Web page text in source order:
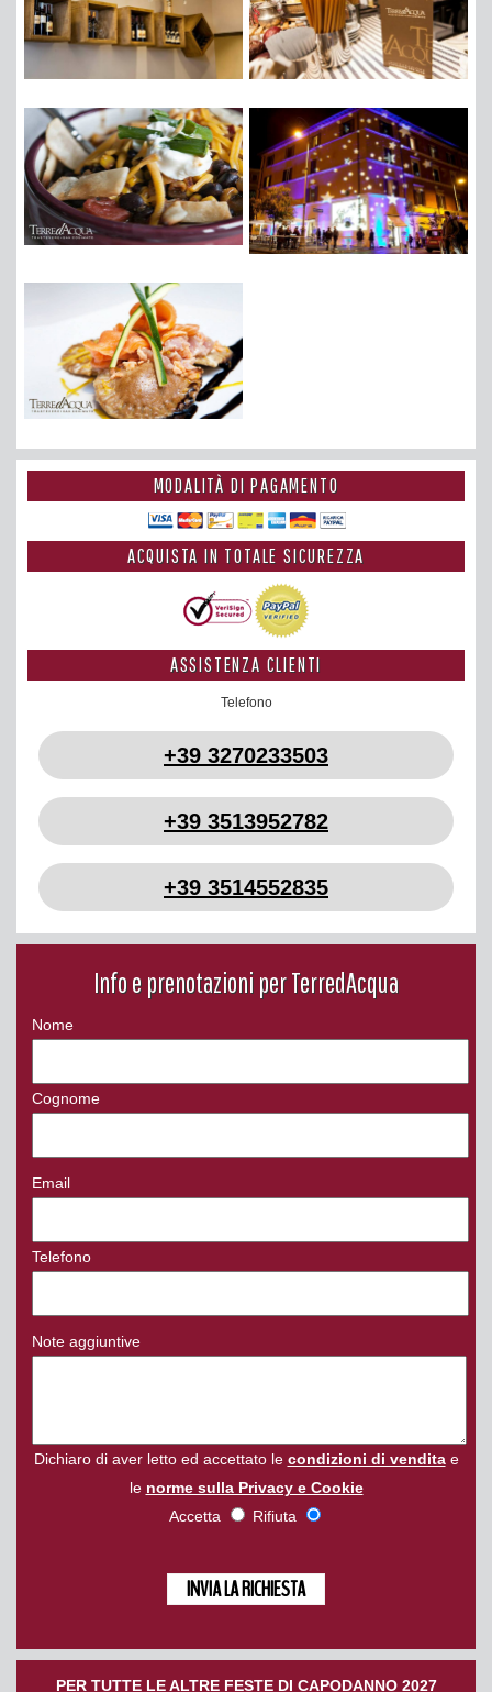
MODALITÀ DI PAGAMENTO
ACQUISTA IN TOTALE SICUREZZA
ASSISTENZA CLIENTI
Telefono
+39 3270233503
+39 3513952782
+39 3514552835
Info e prenotazioni per TerredAcqua
Nome
Cognome
Email
Telefono
Note aggiuntive
Dichiaro di aver letto ed accettato le condizioni di venditae
le norme sulla Privacy e Cookie
Accetta
Rifiuta
PER TUTTE LE ALTRE FESTE DI CAPODANNO 2027